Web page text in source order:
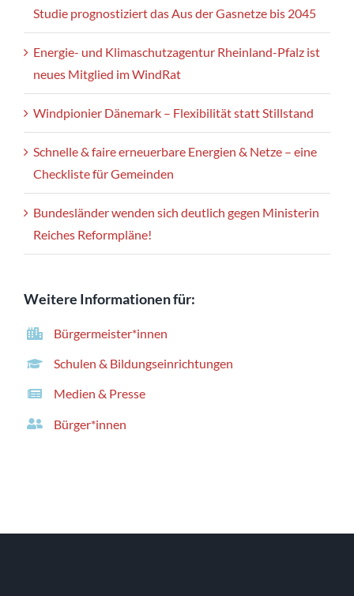
Studie prognostiziert das Aus der Gasnetze bis 2045
Energie- und Klimaschutzagentur Rheinland-Pfalz ist
neues Mitglied im WindRat
Windpionier Dänemark – Flexibilität statt Stillstand
Schnelle & faire erneuerbare Energien & Netze – eine
Checkliste für Gemeinden
Bundesländer wenden sich deutlich gegen Ministerin
Reiches Reformpläne!
Weitere Informationen für:
Bürgermeister*innen
Schulen & Bildungseinrichtungen
Medien & Presse
Bürger*innen